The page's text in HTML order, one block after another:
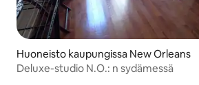
Huoneisto kaupungissa New Orleans
Deluxe-studio N.O.: n sydämessä